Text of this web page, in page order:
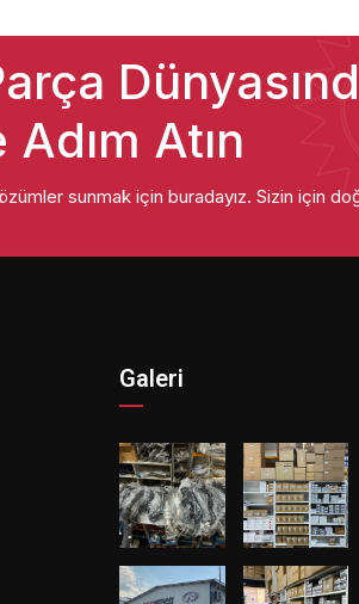
Atın
sunmak için buradayız. Sizin için
Galeri